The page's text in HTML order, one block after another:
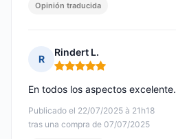
Opinión traducida
R
Rindert L.
Nota: 5 de 5
Publicado el 22/07/2025 à 21h18
tras una compra de 07/07/2025
En todos los aspectos excelente.